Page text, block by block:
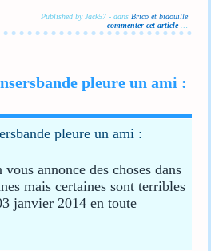
Published by Jack57 - dans Brico et bidouille
commenter cet article
pleure un ami :
annonce des choses dans
mais certaines sont terribles
janvier 2014 en toute